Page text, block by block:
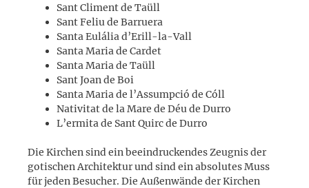
Sant Climent de Taüll
Sant Feliu de Barruera
Santa Eulália d’Erill-la-Vall
Santa Maria de Cardet
Santa Maria de Taüll
Sant Joan de Boi
Santa Maria de l’Assumpció de Cóll
Nativitat de la Mare de Déu de Durro
L’ermita de Sant Quirc de Durro
Die Kirchen sind ein beeindruckendes Zeugnis der
gotischen Architektur und sind ein absolutes Muss
für jeden Besucher. Die Außenwände der Kirchen